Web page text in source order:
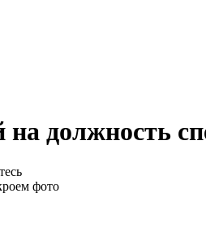
на должность
фото